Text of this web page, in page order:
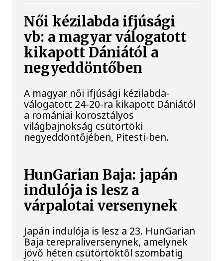
Női kézilabda ifjúsági
vb: a magyar válogatott
kikapott Dániától a
negyeddöntőben
A magyar női ifjúsági kézilabda-
válogatott 24-20-ra kikapott Dániától
a romániai korosztályos
világbajnokság csütörtöki
negyeddöntőjében, Pitesti-ben.
HunGarian Baja: japán
indulója is lesz a
várpalotai versenynek
Japán indulója is lesz a 23. HunGarian
Baja terepraliversenynek, amelynek
jövő héten csütörtöktől szombatig